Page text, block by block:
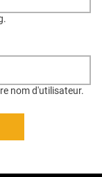
nom d'utilisateur.